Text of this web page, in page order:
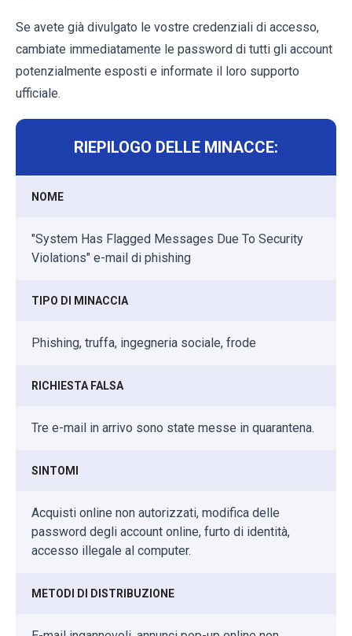
Se avete già divulgato le vostre credenziali di accesso,
cambiate immediatamente le password di tutti gli account
potenzialmente esposti e informate il loro supporto
ufficiale.
RIEPILOGO DELLE MINACCE:
NOME
"System Has Flagged Messages Due To Security
Violations" e-mail di phishing
TIPO DI MINACCIA
Phishing, truffa, ingegneria sociale, frode
RICHIESTA FALSA
Tre e-mail in arrivo sono state messe in quarantena.
SINTOMI
Acquisti online non autorizzati, modifica delle
password degli account online, furto di identità,
accesso illegale al computer.
METODI DI DISTRIBUZIONE